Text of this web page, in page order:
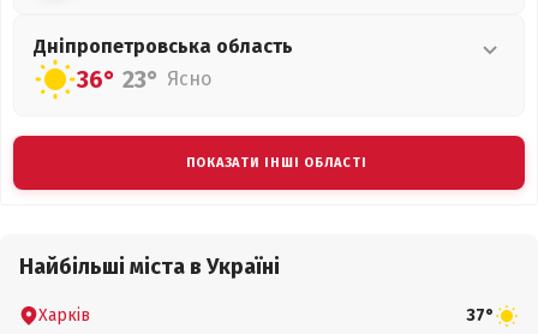
Дніпропетровська область
36° 23° Ясно
ПОКАЗАТИ ІНШІ ОБЛАСТІ
Найбільші міста в Україні
Харків 37°